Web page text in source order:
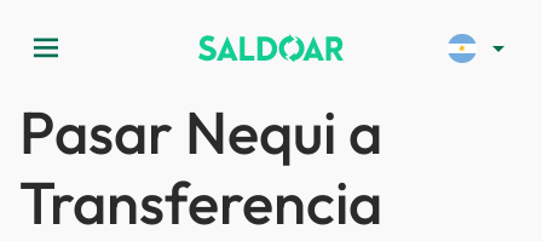
menu arrow_drop_down
Pasar Nequi a
Transferencia